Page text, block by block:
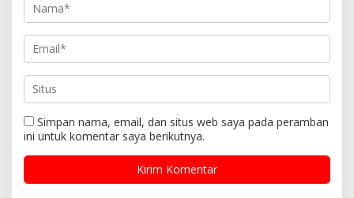
Simpan nama, email, dan situs web saya pada peramban
ini untuk komentar saya berikutnya.